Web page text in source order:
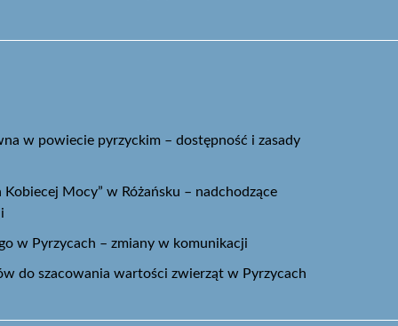
w powiecie pyrzyckim – dostępność i zasady
Kobiecej Mocy” w Różańsku – nadchodzące
w Pyrzycach – zmiany w komunikacji
do szacowania wartości zwierząt w Pyrzycach